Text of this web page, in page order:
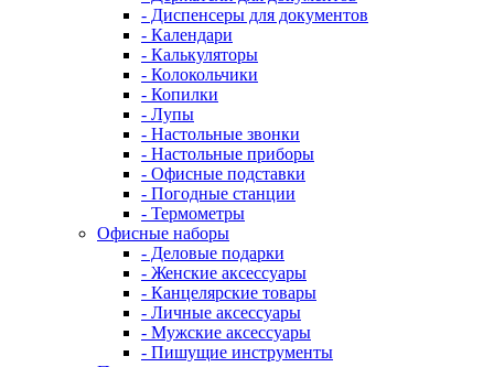
- Диспенсеры для документов
- Календари
- Калькуляторы
- Колокольчики
- Копилки
- Лупы
- Настольные звонки
- Настольные приборы
- Офисные подставки
- Погодные станции
- Термометры
Офисные наборы
- Деловые подарки
- Женские аксессуары
- Канцелярские товары
- Личные аксессуары
- Мужские аксессуары
- Пишущие инструменты